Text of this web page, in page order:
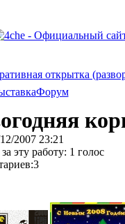
Форум
2007 23:21
эту работу: 1 голос